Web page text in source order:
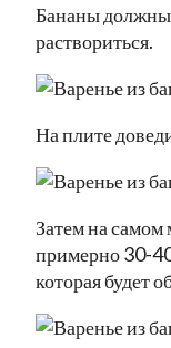
Бананы должны
раствориться.
На плите
Затем на самом
примерно 30-
которая будет